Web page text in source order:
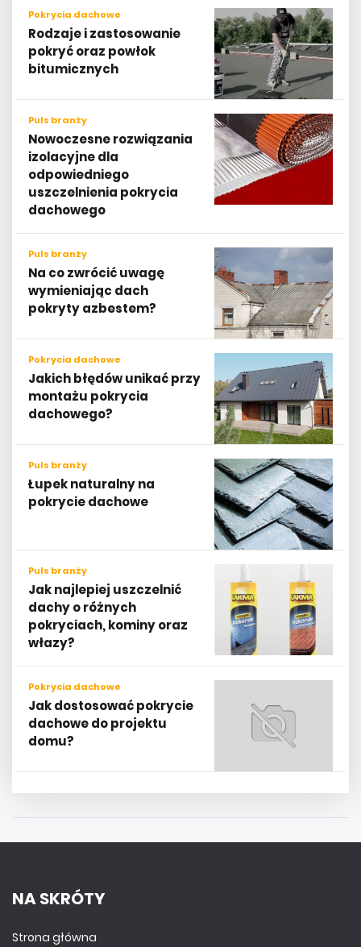
Pokrycia dachowe
Rodzaje i zastosowanie
pokryć oraz powłok
bitumicznych
Puls branży
Nowoczesne rozwiązania
izolacyjne dla
odpowiedniego
uszczelnienia pokrycia
dachowego
Puls branży
Na co zwrócić uwagę
wymieniając dach
pokryty azbestem?
Pokrycia dachowe
Jakich błędów unikać przy
montażu pokrycia
dachowego?
Puls branży
Łupek naturalny na
pokrycie dachowe
Puls branży
Jak najlepiej uszczelnić
dachy o różnych
pokryciach, kominy oraz
włazy?
Pokrycia dachowe
Jak dostosować pokrycie
dachowe do projektu
domu?
NA SKRÓTY
Strona główna